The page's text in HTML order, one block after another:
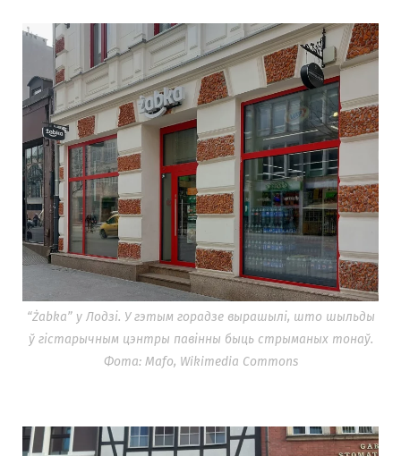
“Żabka” у Лодзі. У гэтым горадзе вырашылі, што шыльды
ў гістарычным цэнтры павінны быць стрыманых тонаў.
Фота: Mafo, Wikimedia Commons